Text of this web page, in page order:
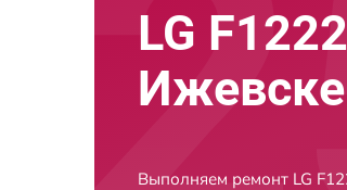
LG
Ижевске
Выполняем ремонт LG